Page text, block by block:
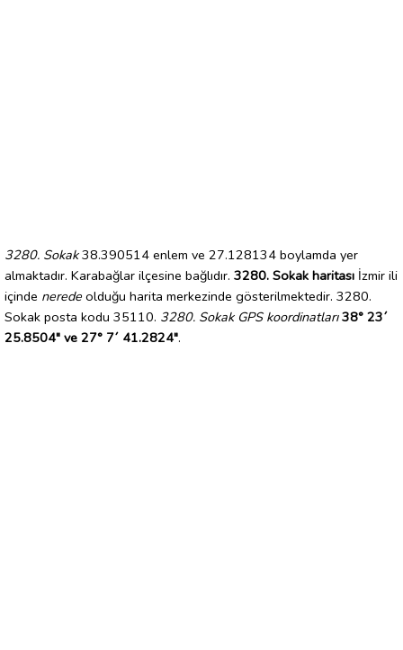
3280. Sokak38.390514 enlem ve 27.128134 boylamda yer
almaktadır. Karabağlar ilçesine bağlıdır. 3280. Sokak haritası İzmir ili
içinde nerede olduğu harita merkezinde gösterilmektedir. 3280.
Sokak posta kodu 35110. 3280. Sokak GPS koordinatları 38° 23´
25.8504" ve 27° 7´ 41.2824".